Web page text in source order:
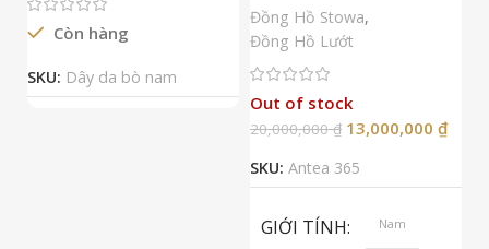
Còn hàng
SKU: Dây da bò nam
Đồng Hồ Stowa,
Đồng Hồ Lướt
Out of stock
20,000,000₫ 13,000,000 ₫
SKU: Antea 365
GIỚI TÍNH Nam